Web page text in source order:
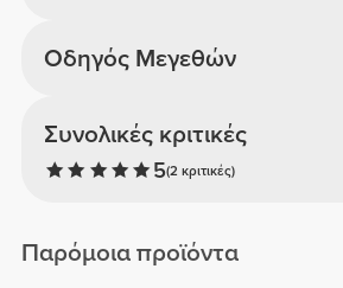
Συνολικές κριτικές
5(2 κριτικές)
Οδηγός Μεγεθών
Παρόμοια προϊόντα